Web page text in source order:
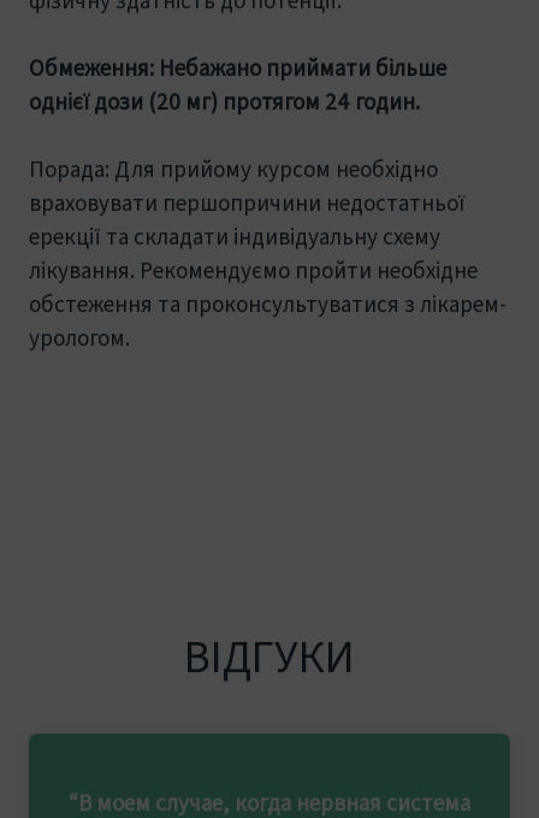
Обмеження: Небажано приймати більше
однієї дози (20 мг) протягом 24 годин.
Порада: Для прийому курсом необхідно
враховувати першопричини недостатньої
ерекції та складати індивідуальну схему
лікування. Рекомендуємо пройти необхідне
обстеження та проконсультуватися з лікарем-
урологом.
ВІДГУКИ
“В моем случае, когда нервная система